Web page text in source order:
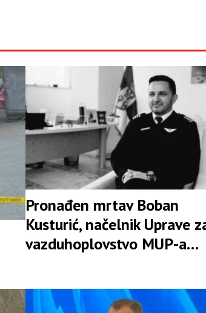
Pronađen mrtav Boban
Kusturić, načelnik Uprave
vazduhoplovstvo MUP-a